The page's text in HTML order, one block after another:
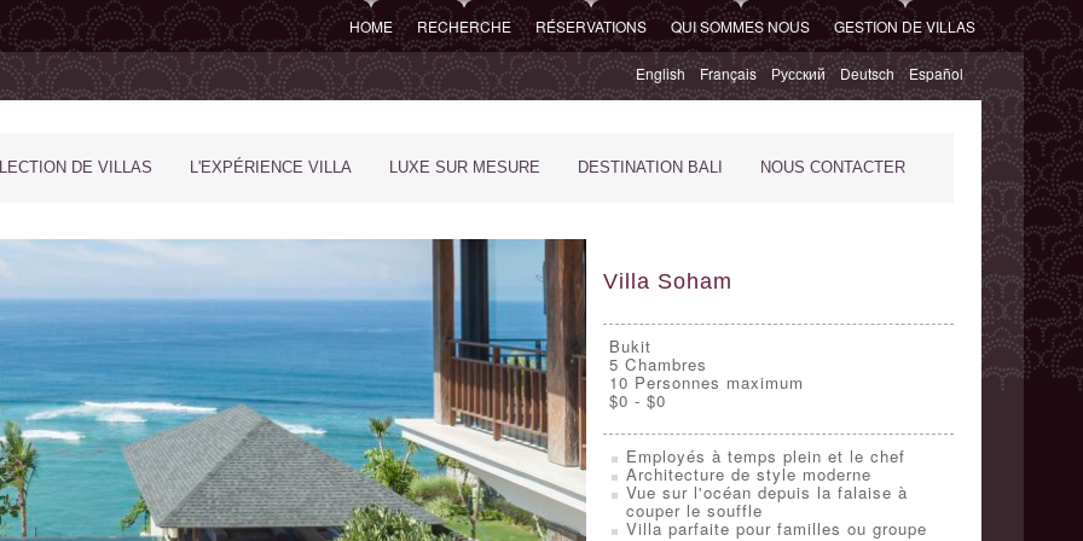
HOME RECHERCHE RÉSERVATIONS QUI SOMMES NOUS GESTION DE VILLAS
English Français Русский Deutsch Español
DE VILLAS L'EXPÉRIENCE VILLA LUXE SUR MESURE DESTINATION BALI NOUS CONTACTER
Villa Soham
Bukit
5 Chambres
10 Personnes maximum
$0 - $0
Employés à temps plein et le chef
Architecture de style moderne
Vue sur l'océan depuis la falaise à
couper le souffle
Villa parfaite pour familles ou groupe